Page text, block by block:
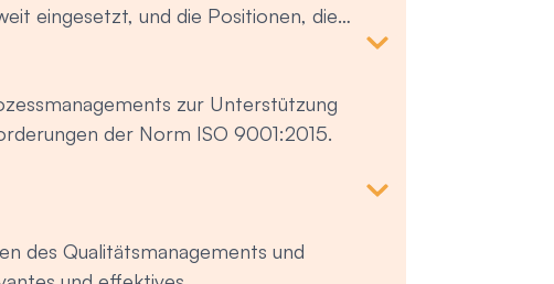
der Einbeziehung der Mitarbeiter,
eingesetzt, und die Positionen, die
nutzen zu können.
zur Unterstützung
der Norm ISO 9001:2015.
des Qualitätsmanagements und